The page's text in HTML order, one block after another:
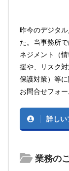
昨今のデジタ
た。当事務所
ネジメント（
援や、リスク
保護対策）等
お問合せフォ
詳しい
業務の